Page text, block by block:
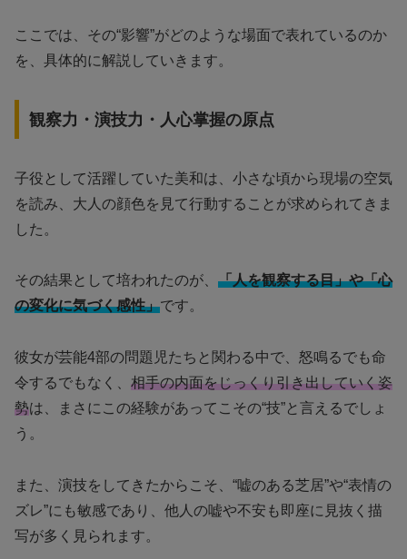
ここでは、その“影響”がどのような場面で表れているのか
を、具体的に解説していきます。
観察力・演技力・人心掌握の原点
子役として活躍していた美和は、小さな頃から現場の空気
を読み、大人の顔色を見て行動することが求められてきま
した。
その結果として培われたのが、 「人を観察する目」や「心
の変化に気づく感性」です。
彼女が芸能4部の問題児たちと関わる中で、怒鳴るでも命
令するでもなく、 相手の内面をじっくり引き出していく姿
勢は、まさにこの経験があってこその“技”と言えるでしょ
う。
また、演技をしてきたからこそ、“嘘のある芝居”や“表情の
ズレ”にも敏感であり、他人の嘘や不安も即座に見抜く描
写が多く見られます。